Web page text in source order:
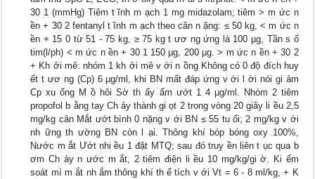
30 1 (mmHg) Tiêm t ĩnh m ạch 1 mg midazolam; tiêm > m ức n
ền + 30 2 fentanyl t ĩnh m ạch theo cân n ặng: ≤ 50 kg, < m ức n
ền + 15 0 từ 51 - 75 kg, ≥ 75 kg t ươ ng ứng là 100 µg, Tần s ố
tim(l/ph) < m ức n ền + 30 1 150 µg, 200 µg. > m ức n ền + 30 2
+ Kh ởi mê: nhóm 1 kh ởi mê v ới n ồng Không có 0 độ đích huy
ết t ươ ng (Cp) 6 µg/ml, khi BN mất đáp ứng v ới l ời nói gi ảm
Cp xu ống M ồ hôi Sờ th ấy ẩm ướt 1 4 µg/ml. Nhóm 2 tiêm
propofol b ằng tay Ch ảy thành gi ọt 2 trong vòng 20 giây li ều 2,5
mg/kg cân Mắt ướt bình 0 nặng v ới BN ≤ 55 tu ổi; 2 mg/kg v ới
nh ững th ường BN còn l ại. Thông khí bóp bóng oxy 100%,
Nước m ắt Ướt nhi ều 1 đặt MTQ; sau đó truy ền liên t ục qua b
ơm Ch ảy n ước m ắt, 2 tiêm điện li ều 10 mg/kg/gi ờ. Ki ểm
soát mí m ắt nh ắm thông khí th ể tích v ới Vt = 6 - 8 ml/kg, + K